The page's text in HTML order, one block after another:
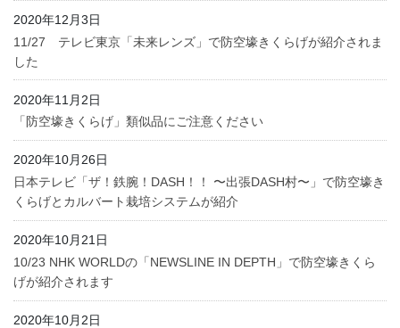
2020年12月3日
11/27 テレビ東京「未来レンズ」で防空壕きくらげが紹介されま
した
2020年11月2日
「防空壕きくらげ」類似品にご注意ください
2020年10月26日
日本テレビ「ザ！鉄腕！DASH！！ 〜出張DASH村〜」で防空壕き
くらげとカルバート栽培システムが紹介
2020年10月21日
10/23 NHK WORLDの「NEWSLINE IN DEPTH」で防空壕きくら
げが紹介されます
2020年10月2日